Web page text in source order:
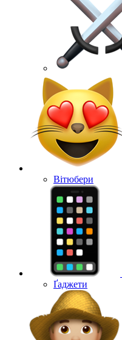
Вітюбери
Ґаджети